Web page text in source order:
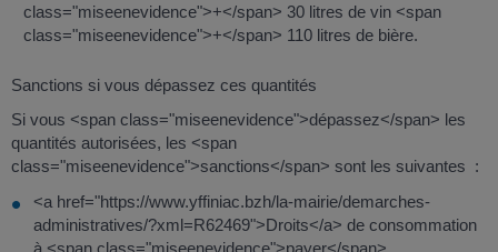
class="miseenevidence">+</span> 30 litres de vin <span
class="miseenevidence">+</span> 110 litres de bière.
Sanctions si vous dépassez ces quantités
Si vous <span class="miseenevidence">dépassez</span> les
quantités autorisées, les <span
class="miseenevidence">sanctions</span> sont les suivantes :
<a href="https://www.yffiniac.bzh/la-mairie/demarches-
administratives/?xml=R62469">Droits</a> de consommation
à <span class="miseenevidence">payer</span>